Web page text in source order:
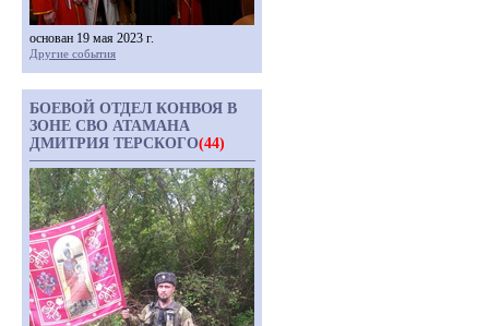
основан 19 мая 2023 г.
Другие события
БОЕВОЙ ОТДЕЛ КОНВОЯ В
ЗОНЕ СВО АТАМАНА
ДМИТРИЯ ТЕРСКОГО(44)